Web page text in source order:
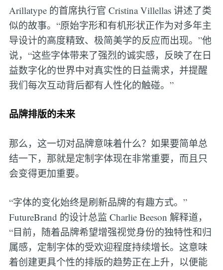
Arillatype 的首席执行官 Cristina Villellas 讲述了类
似的故事。“原始字形和有机形状正作为对多年主
导设计的高度精致、极简美学的反应而出现。”他
说，“这些字体带来了强烈的诚实感，反映了在日
益数字化的世界中对真实性的日益需求，并提醒
我们每次互动背后都有人性化的触碰。”
品牌排版的未来
那么，这一切对品牌意味着什么？如果要简单总
结一下，那就是定制字体现在非常重要，而且只
会变得更加重要。
“字体的变化始终是刷新品牌的有趣方式。”
FutureBrand 的设计总监 Charlie Beeson 解释道，
“目前，随着品牌希望增强视觉身份的独特性和归
属感，定制字体的受欢迎程度持续增长。这意味
着创建更具个性的排版的趋势正在上升，以便能